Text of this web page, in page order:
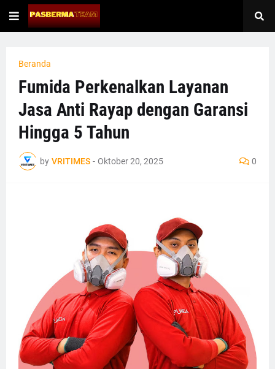
Beranda
Fumida Perkenalkan Layanan
Jasa Anti Rayap dengan Garansi
Hingga 5 Tahun
by VRITIMES - Oktober 20, 2025 0